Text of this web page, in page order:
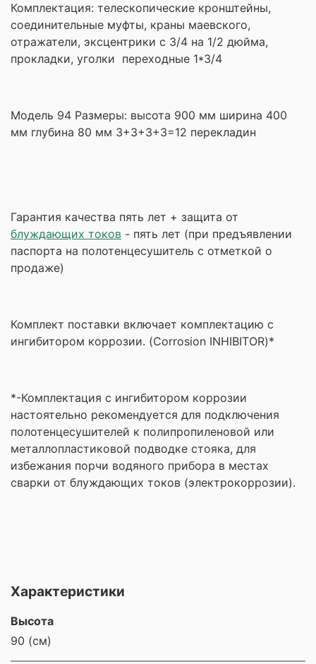
Комплектация: телескопические кронштейны,
соединительные муфты, краны маевского,
отражатели, эксцентрики с 3/4 на 1/2 дюйма,
прокладки, уголки переходные 1*3/4
Модель 94 Размеры: высота 900 мм ширина 400
мм глубина 80 мм 3+3+3+3=12 перекладин
Гарантия качества пять лет + защита от
блуждающих токов - пять лет (при предъявлении
паспорта на полотенцесушитель с отметкой о
продаже)
Комплект поставки включает комплектацию с
ингибитором коррозии. (Corrosion INHIBITOR)*
*-Комплектация с ингибитором коррозии
настоятельно рекомендуется для подключения
полотенцесушителей к полипропиленовой или
металлопластиковой подводке стояка, для
избежания порчи водяного прибора в местах
сварки от блуждающих токов (электрокоррозии).
Характеристики
Высота
90 (см)